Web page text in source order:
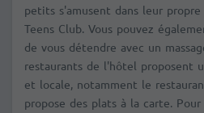
petits s'amusent dans leur
Teens Club. Vous pouvez
de vous détendre avec un
restaurants de l'hôtel proposent
et locale, notamment le
propose des plats à la carte.